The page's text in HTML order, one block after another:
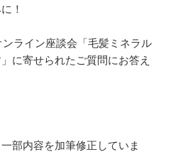
！
ライン座談会「毛髪ミネラル
に寄せられたご質問にお答え
部内容を加筆修正していま